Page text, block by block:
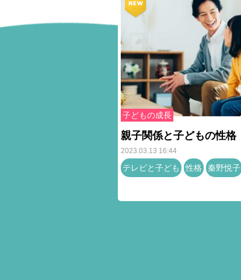
子どもの成長
親子関係と子どもの性格
2023.03.13 16:44
テレビと子ども 性格 秦野悦子